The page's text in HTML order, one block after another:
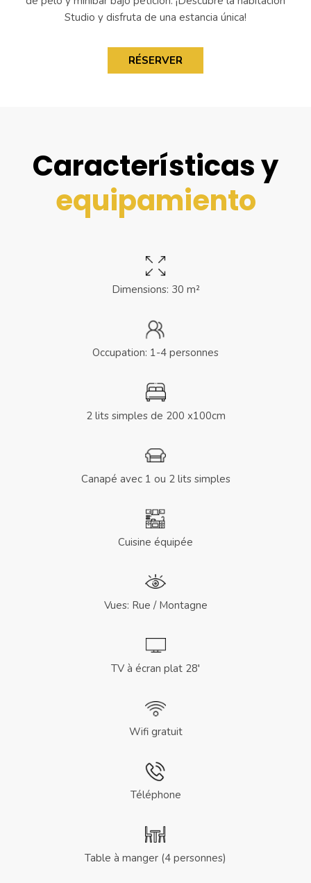
Studio y disfruta de una estancia única!
RÉSERVER
Características y
equipamiento
Dimensions: 30 m²
Occupation: 1-4 personnes
2 lits simples de 200 x100cm
Canapé avec 1 ou 2 lits simples
Cuisine équipée
Vues: Rue / Montagne
TV à écran plat 28′
Wifi gratuit
Téléphone
Table à manger (4 personnes)